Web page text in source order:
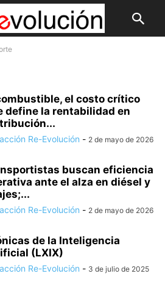
el costo crítico
define la rentabilidad en
Re-Evolución - 2 de mayo de 2026
buscan eficiencia
ante el alza en diésel y
Re-Evolución - 2 de mayo de 2026
de la Inteligencia
(LXIX)
Re-Evolución - 3 de julio de 2025